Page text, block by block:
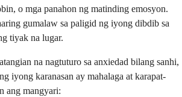
o mga panahon ng matinding emosyon.
gumalaw sa paligid ng iyong dibdib sa
tiyak na lugar.
na nagtuturo sa anxiedad bilang sanhi,
iyong karanasan ay mahalaga at karapat-
ang mangyari: